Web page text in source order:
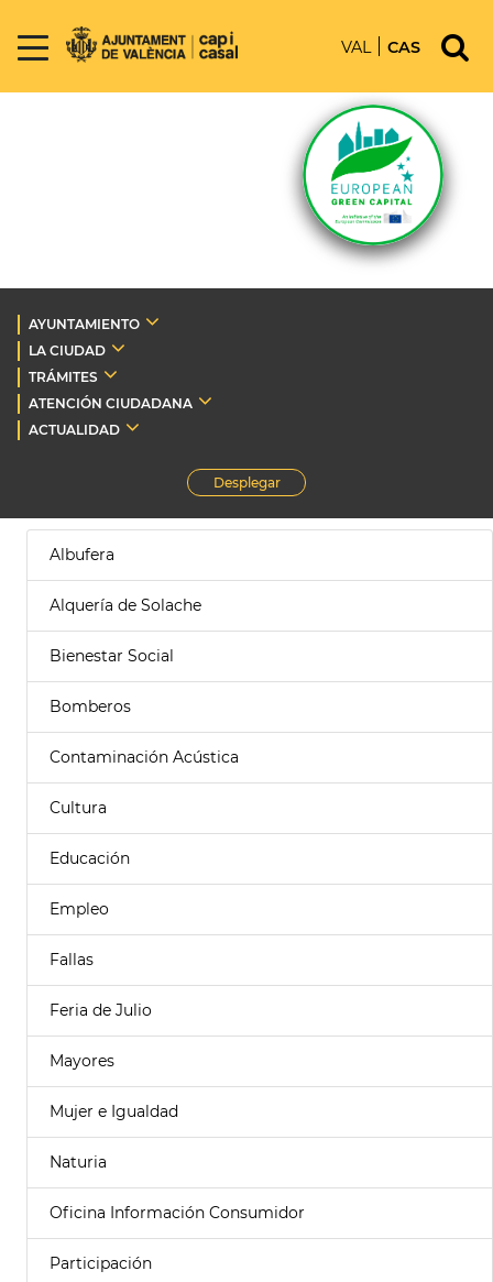
VAL CAS
AYUNTAMIENTO
LA CIUDAD
TRÁMITES
ATENCIÓN CIUDADANA
ACTUALIDAD
Desplegar
Albufera
Alquería de Solache
Bienestar Social
Bomberos
Contaminación Acústica
Cultura
Educación
Empleo
Fallas
Feria de Julio
Mayores
Mujer e Igualdad
Naturia
Oficina Información Consumidor
Participación